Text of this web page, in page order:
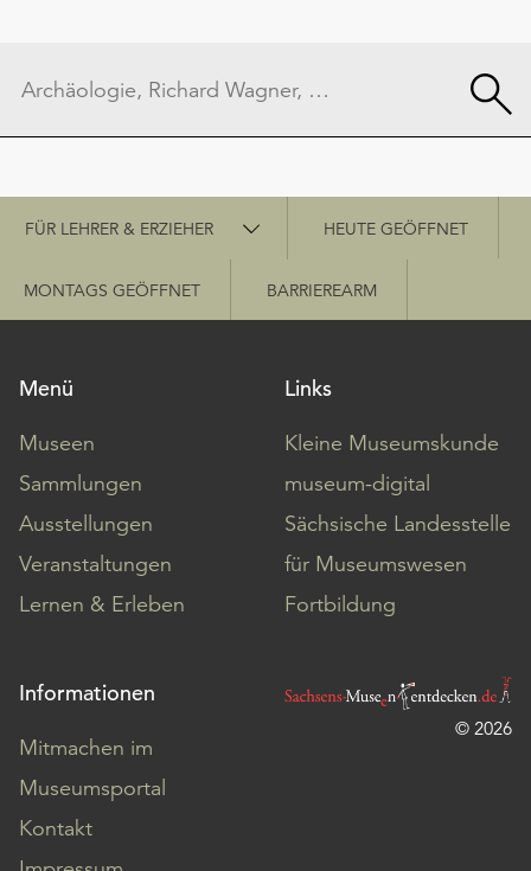
Schnellzugriff
FÜR LEHRER & ERZIEHER HEUTE GEÖFFNET
MONTAGS GEÖFFNET BARRIEREARM
Menü
Museen
Sammlungen
Ausstellungen
Veranstaltungen
Lernen & Erleben
Links
Kleine Museumskunde
museum-digital
Sächsische Landesstelle
für Museumswesen
Fortbildung
Informationen
Mitmachen im
Museumsportal
Kontakt
© 2026